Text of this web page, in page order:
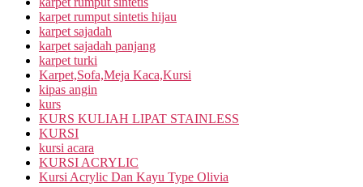
karpet rumput sintetis hijau
karpet sajadah
karpet sajadah panjang
karpet turki
Karpet,Sofa,Meja Kaca,Kursi
kipas angin
kurs
KURS KULIAH LIPAT STAINLESS
KURSI
kursi acara
KURSI ACRYLIC
Kursi Acrylic Dan Kayu Type Olivia